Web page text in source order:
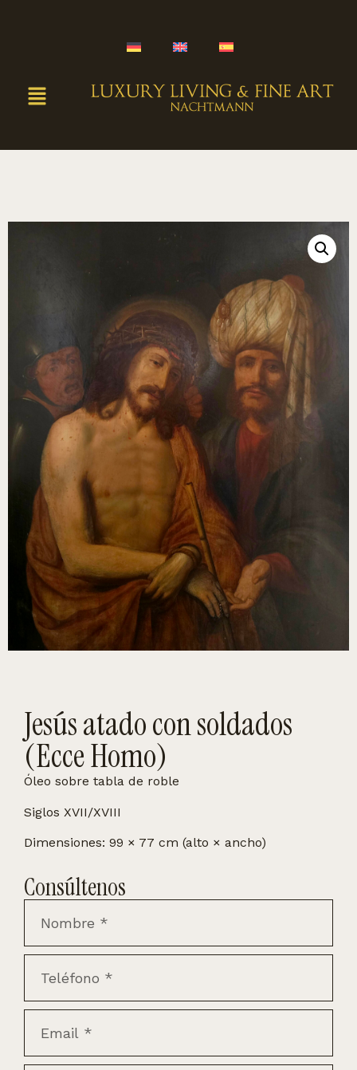
Jesús atado con soldados
(Ecce Homo)
Óleo sobre tabla de roble
Siglos XVII/XVIII
Dimensiones: 99 × 77 cm (alto × ancho)
Consúltenos